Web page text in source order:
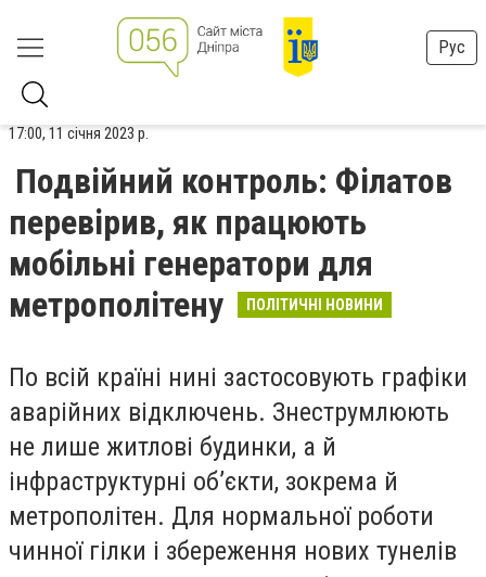
Рус
17:00, 11 січня 2023 р.
Подвійний контроль: Філатов
перевірив, як працюють
мобільні генератори для
метрополітену
ПОЛІТИЧНІ НОВИНИ
По всій країні нині застосовують графіки
аварійних відключень. Знеструмлюють
не лише житлові будинки, а й
інфраструктурні об’єкти, зокрема й
метрополітен. Для нормальної роботи
чинної гілки і збереження нових тунелів